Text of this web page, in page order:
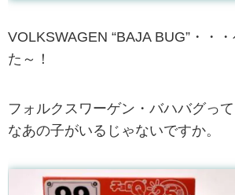
VOLKSWAGEN “BAJA BUG”・・
た～！
フォルクスワーゲン・バハバグっ
なあの子がいるじゃないですか。